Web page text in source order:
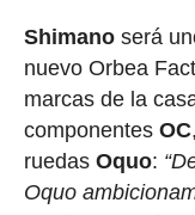
Shimanoserá
nuevo Orbea
marcas de la
componentes OC
ruedas Oquo:
Oquo